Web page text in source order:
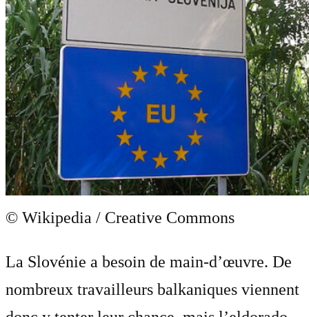
© Wikipedia / Creative Commons
La Slovénie a besoin de main-d’œuvre. De
nombreux travailleurs balkaniques viennent